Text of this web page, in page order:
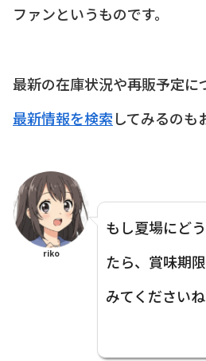
ファンというものです。
最新の在庫状況や再販予定に
最新情報を検索してみるのも
riko
もし夏場にど
たら、賞味期
みてくださいね